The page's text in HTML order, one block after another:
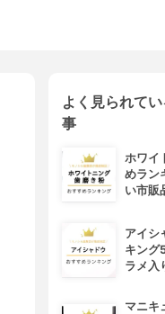
よく見られて
事
ホワイ
めラン
い市販
アイシ
キング
ラメ入
マニキ